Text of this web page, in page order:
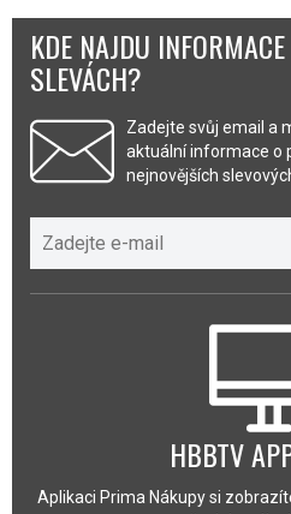
KDE NAJDU
SLEVÁCH?
Zadejte svůj email a
aktuální informace o
nejnovějších
HBBTV
Aplikaci Prima Nákupy si